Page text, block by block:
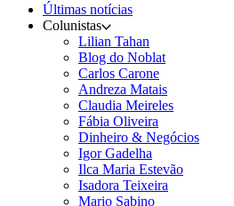
Últimas notícias
Colunistas
Lilian Tahan
Blog do Noblat
Carlos Carone
Andreza Matais
Claudia Meireles
Fábia Oliveira
Dinheiro & Negócios
Igor Gadelha
Ilca Maria Estevão
Isadora Teixeira
Mario Sabino